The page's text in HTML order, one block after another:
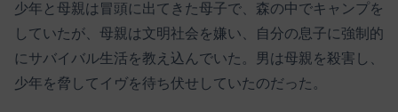
少年と母親は冒頭に出てきた母子で、森の中でキャンプを
していたが、母親は文明社会を嫌い、自分の息子に強制的
にサバイバル生活を教え込んでいた。男は母親を殺害し、
少年を脅してイヴを待ち伏せしていたのだった。